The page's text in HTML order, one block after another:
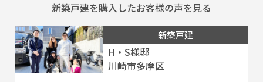
新築戸建を購入したお客様の声を見る
新築戸建
H・S様邸
川崎市多摩区